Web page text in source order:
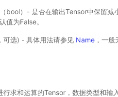
（bool）- 是否在输出Tensor中保留
值为False。
可选) - 具体用法请参见 Name ，一
求和运算的Tensor，数据类型和输